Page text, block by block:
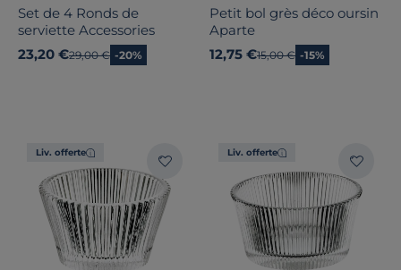
Set de 4 Ronds de
serviette Accessories
23,20 €Ancien prix
29,00 € -20%
Petit bol grès déco oursin
Aparte
12,75 €Ancien prix
15,00 € -15%
Liv. offerte Liv. offerte